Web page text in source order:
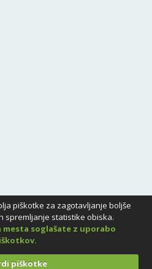
piškotke za zagotavljanje boljše
spremljanje statistike obiska.
soglašate z uporabo
piškotke